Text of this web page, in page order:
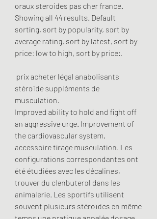
oraux steroides pas cher france.
Showing all 44 results. Default
sorting, sort by popularity, sort by
average rating, sort by latest, sort by
price: low to high, sort by price:.
stéroïde suppléments de
musculation.
Improved ability to hold and fight off
an aggressive urge. Improvement of
the cardiovascular system,
accessoire tirage musculation. Les
configurations correspondantes ont
été étudiées avec les décalines,
trouver du clenbuterol dans les
animalerie. Les sportifs utilisent
souvent plusieurs stéroïdes en même